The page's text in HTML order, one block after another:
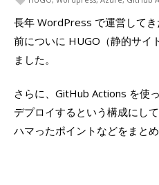
長年 WordPress で運営して
前についに HUGO（静的サイ
ました。
さらに、GitHub Actions を使
デプロイするという構成にし
ハマったポイントなどをまとめ